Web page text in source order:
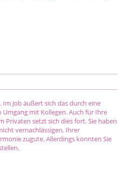
Job äußert sich das durch eine
mit Kollegen. Auch für Ihre
Privaten setzt sich dies fort. Sie haben
vernachlässigen. Ihrer
zugute. Allerdings könnten Sie